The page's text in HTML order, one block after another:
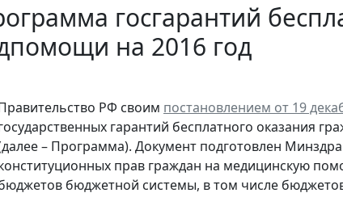
госгарантий
на 2016 год
РФ своим постановлением от 19
гарантий бесплатного оказания
– Программа). Документ подготовлен
прав граждан на медицинскую
бюджетной системы, в том числе